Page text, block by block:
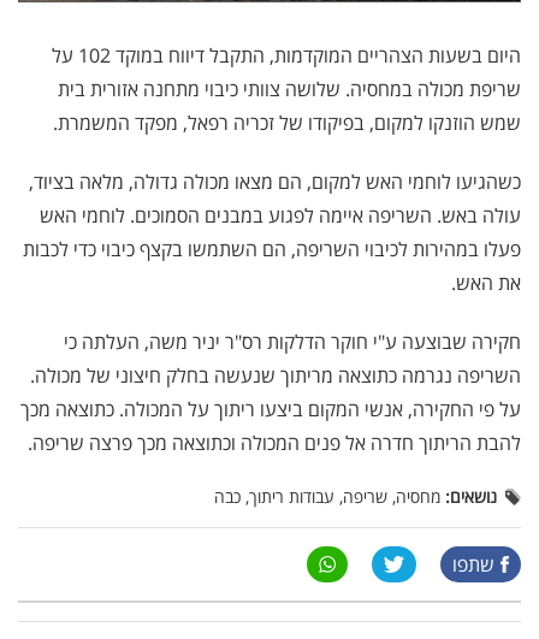
היום בשעות הצהריים המוקדמות, התקבל דיווח במוקד 102 על
שריפת מכולה במחסיה. שלושה צוותי כיבוי מתחנה אזורית בית
שמש הוזנקו למקום, בפיקודו של זכריה רפאל, מפקד המשמרת.
כשהגיעו לוחמי האש למקום, הם מצאו מכולה גדולה, מלאה בציוד,
עולה באש. השריפה איימה לפגוע במבנים הסמוכים. לוחמי האש
פעלו במהירות לכיבוי השריפה, הם השתמשו בקצף כיבוי כדי לכבות
את האש.
חקירה שבוצעה ע"י חוקר הדלקות רס"ר יניר משה, העלתה כי
השריפה נגרמה כתוצאה מריתוך שנעשה בחלק חיצוני של מכולה.
על פי החקירה, אנשי המקום ביצעו ריתוך על המכולה. כתוצאה מכך
להבת הריתוך חדרה אל פנים המכולה וכתוצאה מכך פרצה שריפה.
נושאים: מחסיה, שריפה, עבודות ריתוך, כבה
שתפו